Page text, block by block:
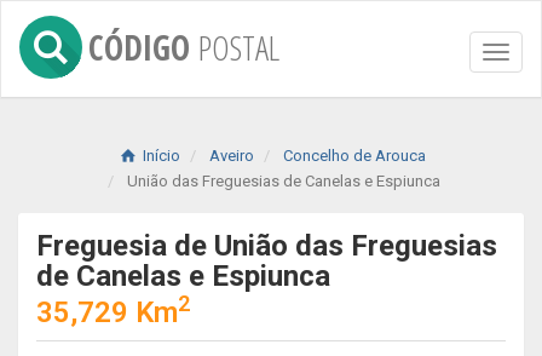
Toggle
CÓDIGO POSTAL
Início Aveiro
Concelho de Arouca
União das Freguesias de Canelas e Espiunca
Freguesia de União das Freguesias
de Canelas e Espiunca
35,729 Km2